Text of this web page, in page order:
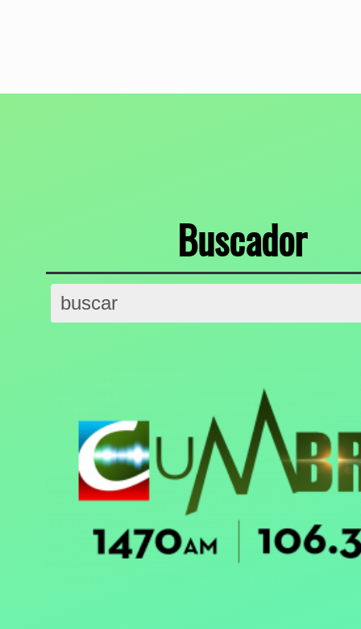
Buscador